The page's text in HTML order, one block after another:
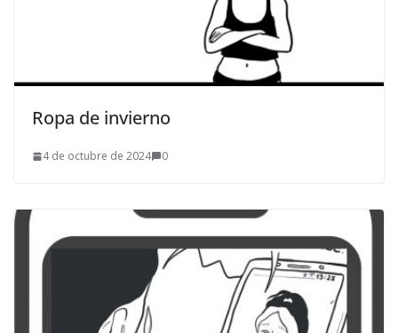
Ropa de invierno
4 de octubre de 2024 0